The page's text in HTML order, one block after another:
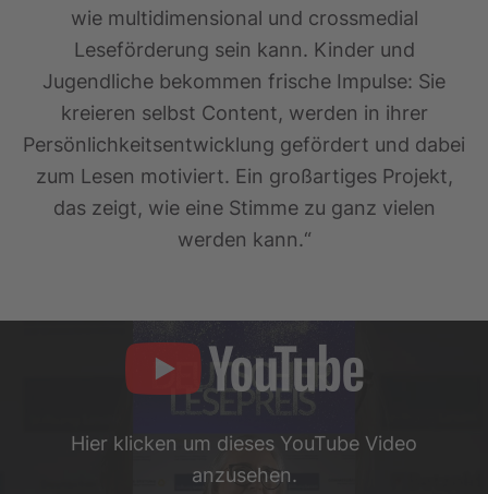
wie multidimensional und crossmedial
Leseförderung sein kann. Kinder und
Jugendliche bekommen frische Impulse: Sie
kreieren selbst Content, werden in ihrer
Persönlichkeitsentwicklung gefördert und dabei
zum Lesen motiviert. Ein großartiges Projekt,
das zeigt, wie eine Stimme zu ganz vielen
werden kann.“
Hier klicken um dieses YouTube Video
anzusehen.